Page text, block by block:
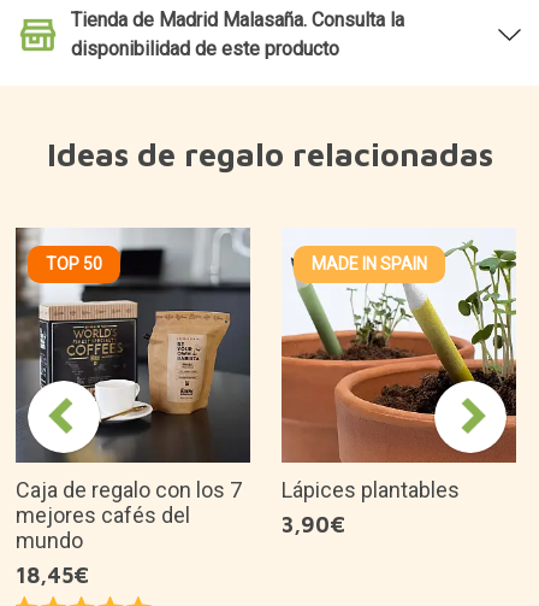
Caja de regalo con los 7
Lápices plantables
3,90€
¿Por qué nos gusta?
Un tubo de cristal que predice el tiempo que va a
hacer.
Es como el primero usado por el almirante
Fitzroy en sus travesías marinas.
Encontrarás una chuleta de cómo interpretarlo
en el mismo barómetro.